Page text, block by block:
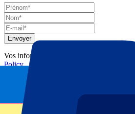
Envoyer
Vos informations seront utilisées
Policy.
Merci d'avoir envoyé le formulaire !
Informations sur